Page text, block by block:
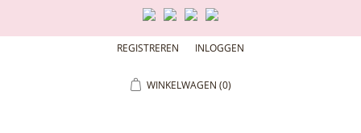
REGISTREREN INLOGGEN
WINKELWAGEN (0)